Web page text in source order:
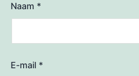
Naam *
E-mail *